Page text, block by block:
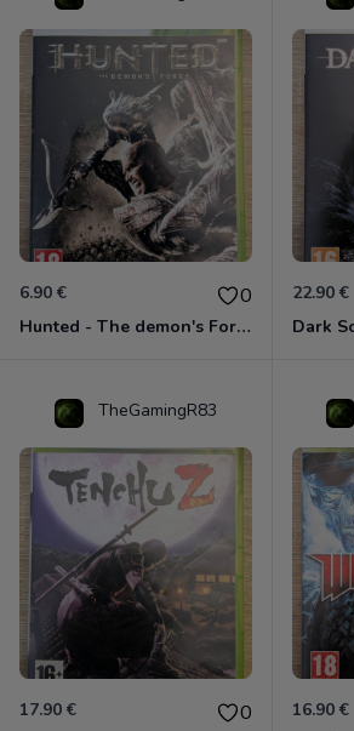
6.90 € 0
Hunted - The demon's Forge Xbox 360 (Complet CIB)
22.90 €
TheGamingR83
17.90 € 0 16.90 €